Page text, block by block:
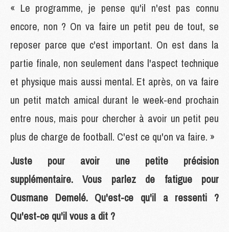
« Le programme, je pense qu'il n'est pas connu
encore, non ? On va faire un petit peu de tout, se
reposer parce que c'est important. On est dans la
partie finale, non seulement dans l'aspect technique
et physique mais aussi mental. Et après, on va faire
un petit match amical durant le week-end prochain
entre nous, mais pour chercher à avoir un petit peu
plus de charge de football. C'est ce qu'on va faire. »
Juste pour avoir une petite précision
supplémentaire. Vous parlez de fatigue pour
Ousmane Demelé. Qu'est-ce qu'il a ressenti ?
Qu'est-ce qu'il vous a dit ?